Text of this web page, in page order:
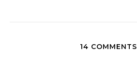
14 COMMENTS